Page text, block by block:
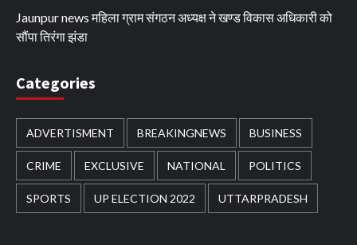
Jaunpur news महिला ग्राम संगठन अध्यक्ष ने खण्ड विकास अधिकारी को
सौंपा तिरंगा झंडा
Categories
ADVERTISMENT BREAKINGNEWS BUSINESS
CRIME EXCLUSIVE NATIONAL POLITICS
SPORTS UP ELECTION 2022 UTTARPRADESH